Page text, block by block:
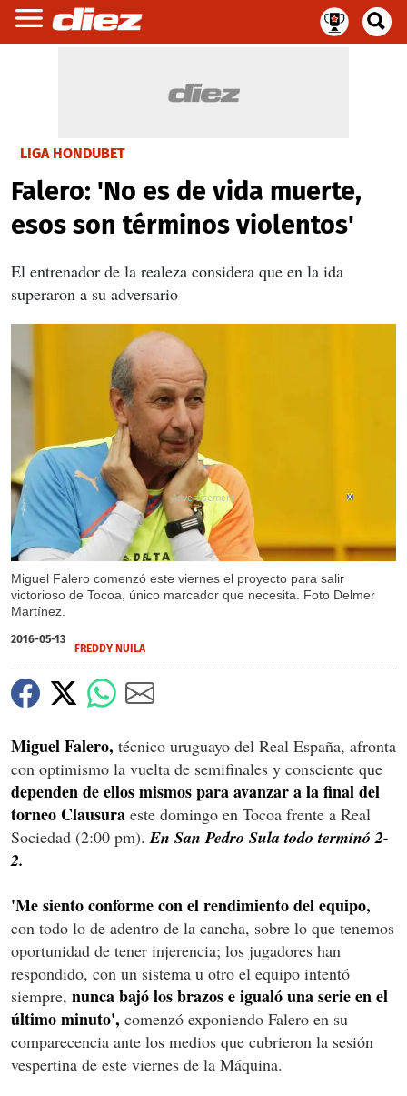
LIGA HONDUBET
Falero: 'No es de vida muerte,
esos son términos violentos'
El entrenador de la realeza considera que en la ida
superaron a su adversario
Miguel Falero comenzó este viernes el proyecto para salir
victorioso de Tocoa, único marcador que necesita. Foto Delmer
Martínez.
X
2016-05-13
FREDDY NUILA
Miguel Falero, técnico uruguayo del Real España, afronta
con optimismo la vuelta de semifinales y consciente que
dependen de ellos mismos para avanzar a la final del
torneo Clausura este domingo en Tocoa frente a Real
Sociedad (2:00 pm). En San Pedro Sula todo terminó 2-
2.
'Me siento conforme con el rendimiento del equipo,
con todo lo de adentro de la cancha, sobre lo que tenemos
oportunidad de tener injerencia; los jugadores han
respondido, con un sistema u otro el equipo intentó
siempre, nunca bajó los brazos e igualó una serie en el
último minuto', comenzó exponiendo Falero en su
comparecencia ante los medios que cubrieron la sesión
vespertina de este viernes de la Máquina.